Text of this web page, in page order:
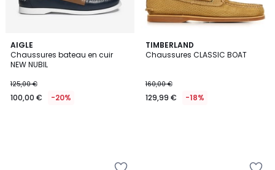
AIGLE
Chaussures bateau en cuir
NEW NUBIL
125,00 €
100,00 € -20%
TIMBERLAND
Chaussures CLASSIC BOAT
160,00 €
129,99 € -18%